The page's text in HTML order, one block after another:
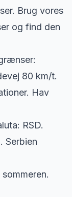
Brug vores
og find den
80 km/t.
Hav
RSD.
Serbien